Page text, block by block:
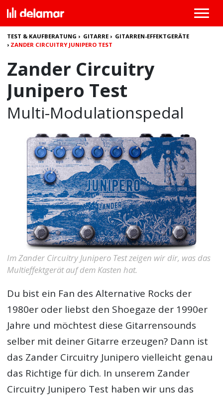
TEST & KAUFBERATUNG › GITARRE › GITARREN-EFFEKTGERÄTE
› ZANDER CIRCUITRY JUNIPERO TEST
Zander Circuitry
Junipero Test
Multi-Modulationspedal
Im Zander Circuitry Junipero Test zeigen wir dir, was das
Multieffektgerät auf dem Kasten hat.
Du bist ein Fan des Alternative Rocks der
1980er oder liebst den Shoegaze der 1990er
Jahre und möchtest diese Gitarrensounds
selber mit deiner Gitarre erzeugen? Dann ist
das Zander Circuitry Junipero vielleicht genau
das Richtige für dich. In unserem Zander
Circuitry Junipero Test haben wir uns das